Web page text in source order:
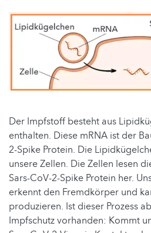
Der Impfstoff besteht aus
enthalten. Diese mRNA ist der
2-Spike Protein. Die
unsere Zellen. Die Zellen lesen
Sars-CoV-2-Spike Protein her.
erkennt den Fremdkörper und
produzieren. Ist dieser Prozess
Impfschutz vorhanden: Kommt